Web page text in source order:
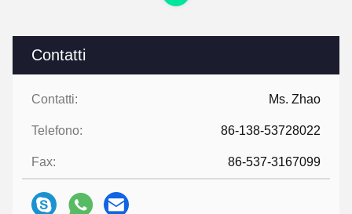
Contatti
Contatti: Ms. Zhao
Telefono: 86-138-53728022
Fax: 86-537-3167099